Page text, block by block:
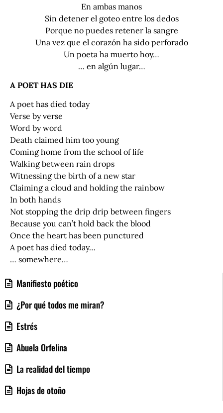
Manifiesto poético
¿Por qué todos me miran?
Estrés
Abuela Orfelina
La realidad del tiempo
Hojas de otoño
En ambas manos
Sin detener el goteo entre los dedos
Porque no puedes retener la sangre
Una vez que el corazón ha sido perforado
Un poeta ha muerto hoy…
… en algún lugar…
A POET HAS DIE
A poet has died today
Verse by verse
Word by word
Death claimed him too young
Coming home from the school of life
Walking between rain drops
Witnessing the birth of a new star
Claiming a cloud and holding the rainbow
In both hands
Not stopping the drip drip between fingers
Because you can’t hold back the blood
Once the heart has been punctured
A poet has died today…
… somewhere…